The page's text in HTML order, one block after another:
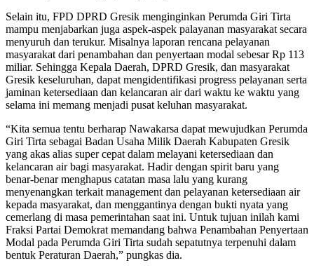
Selain itu, FPD DPRD Gresik menginginkan Perumda Giri Tirta
mampu menjabarkan juga aspek-aspek palayanan masyarakat secara
menyuruh dan terukur. Misalnya laporan rencana pelayanan
masyarakat dari penambahan dan penyertaan modal sebesar Rp 113
miliar. Sehingga Kepala Daerah, DPRD Gresik, dan masyarakat
Gresik keseluruhan, dapat mengidentifikasi progress pelayanan serta
jaminan ketersediaan dan kelancaran air dari waktu ke waktu yang
selama ini memang menjadi pusat keluhan masyarakat.
“Kita semua tentu berharap Nawakarsa dapat mewujudkan Perumda
Giri Tirta sebagai Badan Usaha Milik Daerah Kabupaten Gresik
yang akas alias super cepat dalam melayani ketersediaan dan
kelancaran air bagi masyarakat. Hadir dengan spirit baru yang
benar-benar menghapus catatan masa lalu yang kurang
menyenangkan terkait management dan pelayanan ketersediaan air
kepada masyarakat, dan menggantinya dengan bukti nyata yang
cemerlang di masa pemerintahan saat ini. Untuk tujuan inilah kami
Fraksi Partai Demokrat memandang bahwa Penambahan Penyertaan
Modal pada Perumda Giri Tirta sudah sepatutnya terpenuhi dalam
bentuk Peraturan Daerah,” pungkas dia.